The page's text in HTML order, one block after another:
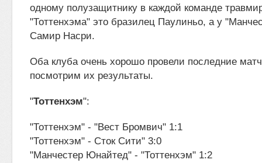
одному полузащитнику в каждой команде
"Тоттенхэма" это бразилец Паулиньо, а у
Самир Насри.
Оба клуба очень хорошо провели последние
посмотрим их результаты.
"Тоттенхэм":
"Тоттенхэм" - "Вест Бромвич" 1:1
"Тоттенхэм" - Сток Сити" 3:0
"Манчестер Юнайтед" - "Тоттенхэм" 1:2